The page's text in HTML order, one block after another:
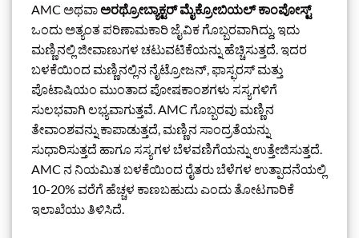
AMC ಅಥವಾಅರಥ್ರೋಬ್ಯಾಕ್ಟರ್ ಮೈಕ್ರೋಬಿಯಲ್ ಕಾಂಪೋಸ್ಟ್
ಒಂದು ಅತ್ಯಂತ ಪರಿಣಾಮಕಾರಿ ಜೈವಿಕ ಗೊಬ್ಬರವಾಗಿದ್ದು, ಇದು
ಮಣ್ಣಿನಲ್ಲಿ ಜೀವಾಣುಗಳ ಚಟುವಟಿಕೆಯನ್ನು ಹೆಚ್ಚಿಸುತ್ತದೆ. ಇದರ
ಬಳಕೆಯಿಂದ ಮಣ್ಣಿನಲ್ಲಿನ ನೈಟ್ರೋಜನ್, ಫಾಸ್ಫರಸ್ ಮತ್ತು
ಪೊಟಾಷಿಯಂ ಮುಂತಾದ ಪೋಷಕಾಂಶಗಳು ಸಸ್ಯಗಳಿಗೆ
ಸುಲಭವಾಗಿ ಲಭ್ಯವಾಗುತ್ತವೆ. AMC ಗೊಬ್ಬರವು ಮಣ್ಣಿನ
ತೇವಾಂಶವನ್ನು ಕಾಪಾಡುತ್ತದೆ, ಮಣ್ಣಿನ ಸಾಂದ್ರತೆಯನ್ನು
ಸುಧಾರಿಸುತ್ತದೆ ಹಾಗೂ ಸಸ್ಯಗಳ ಬೆಳವಣಿಗೆಯನ್ನು ಉತ್ತೇಜಿಸುತ್ತದೆ.
AMC ನ ನಿಯಮಿತ ಬಳಕೆಯಿಂದ ರೈತರು ಬೆಳೆಗಳ ಉತ್ಪಾದನೆಯಲ್ಲಿ
10-20% ವರೆಗೆ ಹೆಚ್ಚಳ ಕಾಣಬಹುದು ಎಂದು ತೋಟಗಾರಿಕೆ
ಇಲಾಖೆಯು ತಿಳಿಸಿದೆ.